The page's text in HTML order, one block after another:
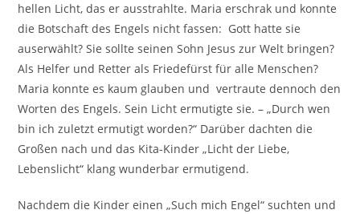
hellen Licht, das er ausstrahlte. Maria erschrak und konnte
die Botschaft des Engels nicht fassen: Gott hatte sie
auserwählt? Sie sollte seinen Sohn Jesus zur Welt bringen?
Als Helfer und Retter als Friedefürst für alle Menschen?
Maria konnte es kaum glauben und vertraute dennoch den
Worten des Engels. Sein Licht ermutigte sie. – „Durch wen
bin ich zuletzt ermutigt worden?“ Darüber dachten die
Großen nach und das Kita-Kinder „Licht der Liebe,
Lebenslicht“ klang wunderbar ermutigend.
Nachdem die Kinder einen „Such mich Engel“ suchten und